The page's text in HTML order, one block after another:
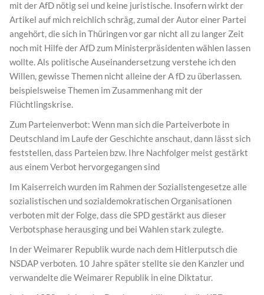
mit der AfD nötig sei und keine juristische. Insofern wirkt der
Artikel auf mich reichlich schräg, zumal der Autor einer Partei
angehört, die sich in Thüringen vor gar nicht all zu langer Zeit
noch mit Hilfe der AfD zum Ministerpräsidenten wählen lassen
wollte. Als politische Auseinandersetzung verstehe ich den
Willen, gewisse Themen nicht alleine der A fD zu überlassen.
beispielsweise Themen im Zusammenhang mit der
Flüchtlingskrise.
Zum Parteienverbot: Wenn man sich die Parteiverbote in
Deutschland im Laufe der Geschichte anschaut, dann lässt sich
feststellen, dass Parteien bzw. Ihre Nachfolger meist gestärkt
aus einem Verbot hervorgegangen sind
Im Kaiserreich wurden im Rahmen der Sozialistengesetze alle
sozialistischen und sozialdemokratischen Organisationen
verboten mit der Folge, dass die SPD gestärkt aus dieser
Verbotsphase herausging und bei Wahlen stark zulegte.
In der Weimarer Republik wurde nach dem Hitlerputsch die
NSDAP verboten. 10 Jahre später stellte sie den Kanzler und
verwandelte die Weimarer Republik in eine Diktatur.